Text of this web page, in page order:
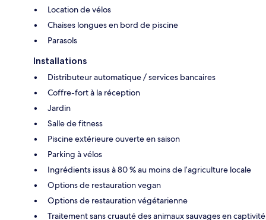
Location de vélos
Chaises longues en bord de piscine
Parasols
Installations
Distributeur automatique / services bancaires
Coffre-fort à la réception
Jardin
Salle de fitness
Piscine extérieure ouverte en saison
Parking à vélos
Ingrédients issus à 80 % au moins de l’agriculture locale
Options de restauration vegan
Options de restauration végétarienne
Traitement sans cruauté des animaux sauvages en captivité